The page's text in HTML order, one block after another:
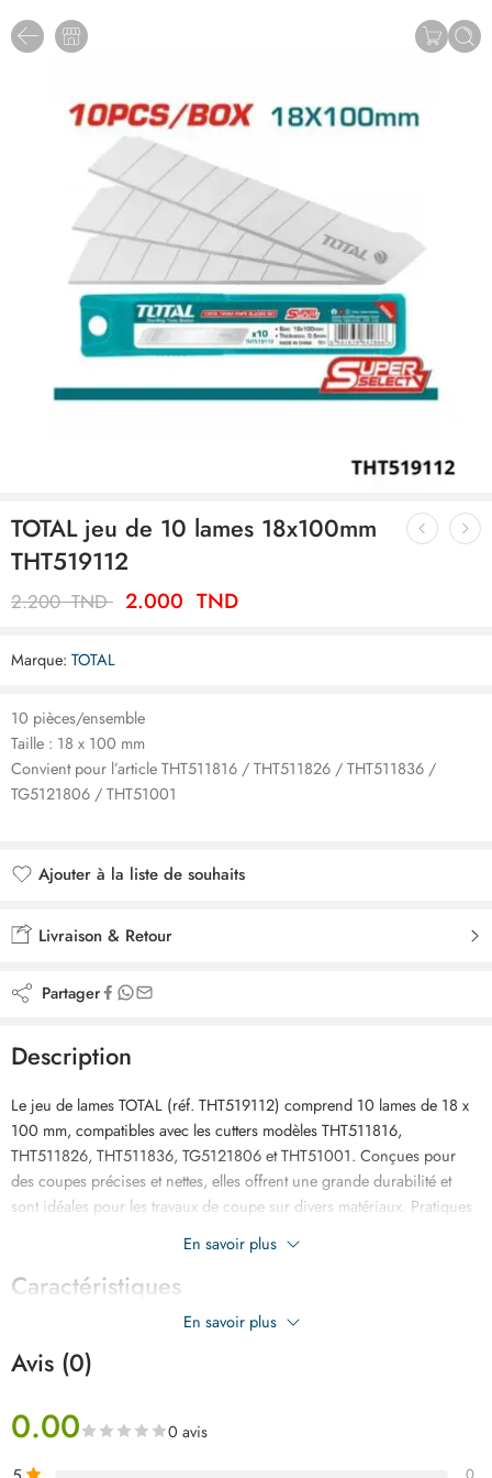
TOTAL jeu de 10 lames 18x100mm
THT519112
2.200TND 2.000 TND
Marque: TOTAL
10 pièces/ensemble
Taille : 18 x 100 mm
Convient pour l’article THT511816 / THT511826 / THT511836 /
TG5121806 / THT51001
Ajouter à la liste de souhaits
Livraison & Retour
Partager
Description
Le jeu de lames TOTAL (réf. THT519112) comprend 10 lames de 18 x
100 mm, compatibles avec les cutters modèles THT511816,
THT511826, THT511836, TG5121806 et THT51001. Conçues pour
des coupes précises et nettes, elles offrent une grande durabilité et
sont idéales pour les travaux de coupe sur divers matériaux. Pratiques
et efficaces, elles sont prêtes à l’emploi.
En savoir plus
Caractéristiques
En savoir plus
Avis (0)
0.00 0 avis